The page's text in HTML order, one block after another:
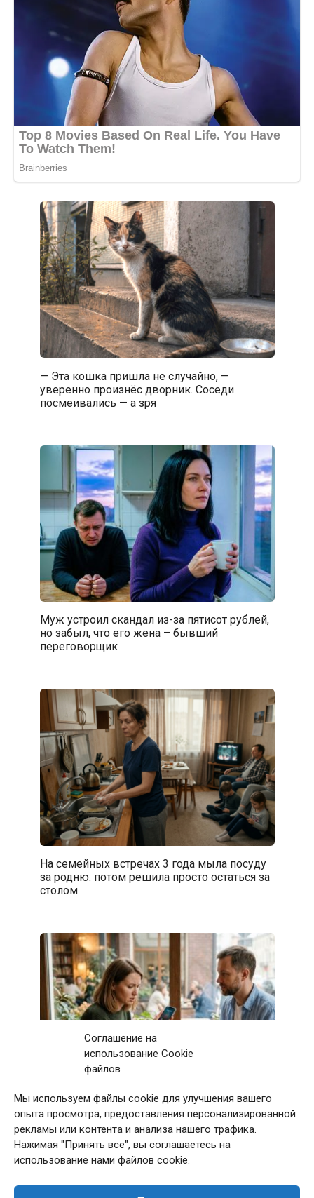
Соглашение на
использование Cookie
файлов
Мы используем файлы cookie для улучшения вашего
опыта просмотра, предоставления персонализированной
рекламы или контента и анализа нашего трафика.
Нажимая "Принять все", вы соглашаетесь на
использование нами файлов cookie.
— Эта кошка пришла не случайно, —
уверенно произнёс дворник. Соседи
посмеивались — а зря
Муж устроил скандал из-за пятисот рублей,
но забыл, что его жена – бывший
переговорщик
На семейных встречах 3 года мыла посуду
за родню: потом решила просто остаться за
столом
Первое свидание с мужчиной закончилось
после 11 звонков матери: дома я приняла
непростое решение